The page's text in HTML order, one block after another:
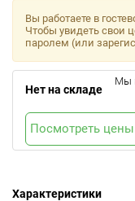
Характеристики
Вы работаете в
Чтобы увидеть свои
паролем (или
Нет на складе
Мы
Посмотреть